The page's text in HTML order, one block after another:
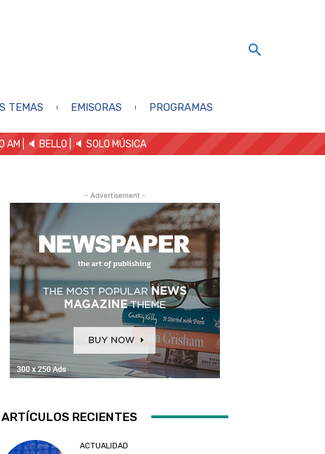
TEMAS EMISORAS PROGRAMAS
AM | 🔈 BELLO 🔈 SOLO MÚSICA
- Advertisement -
ARTÍCULOS RECIENTES
ACTUALIDAD